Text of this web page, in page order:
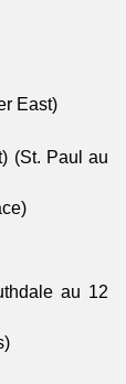
East)
(St. Paul au
au 12